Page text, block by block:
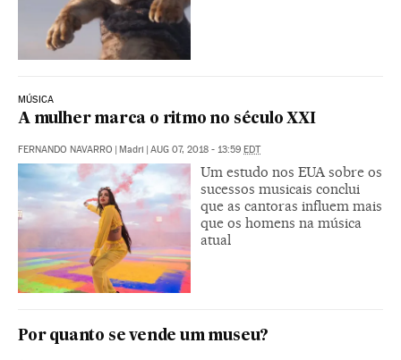
MÚSICA
A mulher marca o ritmo no século XXI
FERNANDO NAVARRO Madri AUG 07, 2018 - 13:59 EDT
Um estudo nos EUA sobre os
sucessos musicais conclui
que as cantoras influem mais
que os homens na música
atual
Por quanto se vende um museu?